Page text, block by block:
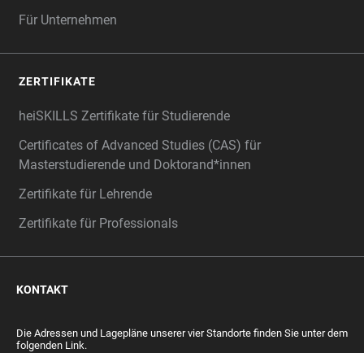
Für Unternehmen
ZERTIFIKATE
heiSKILLS Zertifikate für Studierende
Certificates of Advanced Studies (CAS) für
Masterstudierende und Doktorand*innen
Zertifikate für Lehrende
Zertifikate für Professionals
KONTAKT
Die Adressen und Lagepläne unserer vier Standorte finden Sie unter dem
folgenden Link.